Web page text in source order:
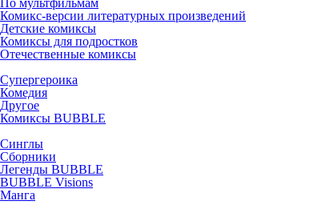
По мультфильмам
Комикс-версии литературных произведений
Детские комиксы
Комиксы для подростков
Отечественные комиксы
Супергероика
Комедия
Другое
Комиксы BUBBLE
Синглы
Сборники
Легенды BUBBLE
BUBBLE Visions
Манга